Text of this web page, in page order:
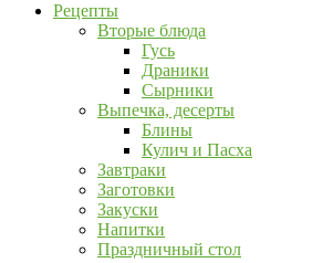
Рецепты
Вторые блюда
Гусь
Драники
Сырники
Выпечка, десерты
Блины
Кулич и Пасха
Завтраки
Заготовки
Закуски
Напитки
Праздничный стол